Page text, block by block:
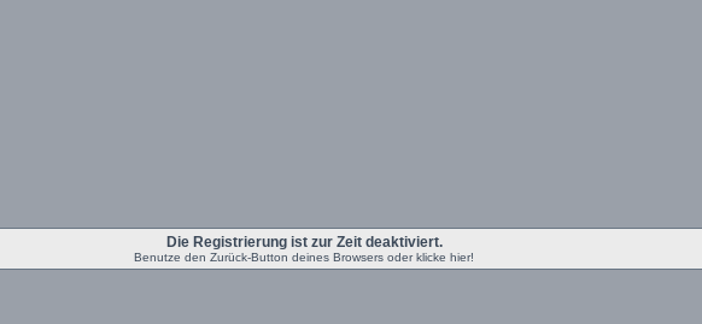
Die Registrierung ist zur Zeit deaktiviert.
Benutze den Zurück-Button deines Browsers oder klicke hier!